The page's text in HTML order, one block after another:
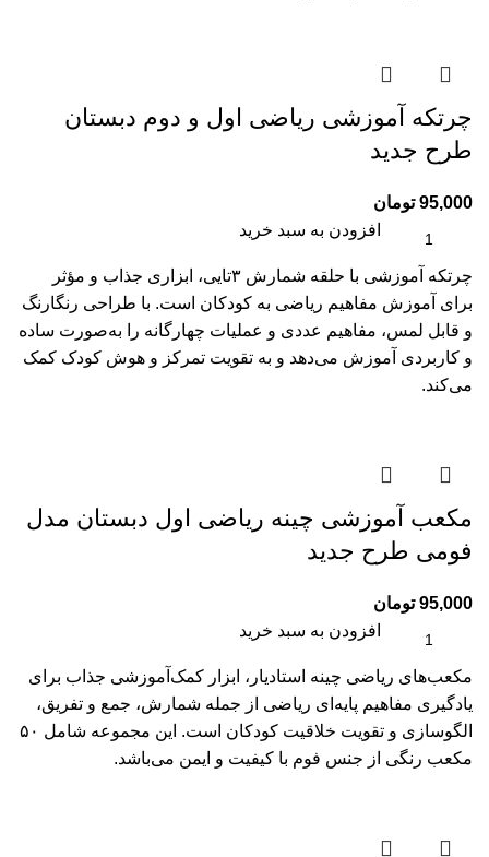
چرتکه آموزشی ریاضی اول و دوم دبستان
طرح جدید
95,000 تومان
افزودن به سبد خرید
چرتکه آموزشی با حلقه شمارش ۳تایی، ابزاری جذاب و مؤثر
برای آموزش مفاهیم ریاضی به کودکان است. با طراحی رنگارنگ
و قابل لمس، مفاهیم عددی و عملیات چهارگانه را به‌صورت ساده
و کاربردی آموزش می‌دهد و به تقویت تمرکز و هوش کودک کمک
می‌کند.
مکعب آموزشی چینه ریاضی اول دبستان مدل
فومی طرح جدید
95,000 تومان
افزودن به سبد خرید
مکعب‌های ریاضی چینه استادیار، ابزار کمک‌آموزشی جذاب برای
یادگیری مفاهیم پایه‌ای ریاضی از جمله شمارش، جمع و تفریق،
الگو‌سازی و تقویت خلاقیت کودکان است. این مجموعه شامل ۵۰
مکعب رنگی از جنس فوم با کیفیت و ایمن می‌باشد.